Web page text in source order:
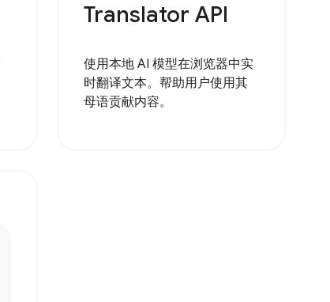
Translator API
使用本地 AI 模型在浏览器中实
时翻译文本。帮助用户使用其
母语贡献内容。